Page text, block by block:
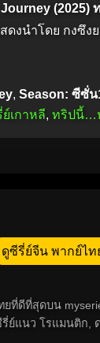
Journey
ดงนำโดย กงซึ
, Season: ซีซั่น
เกาหลี, ทริปนี้…
ดูซีรี่ย์จีน พากย์ไท
ที่ดีที่สุดบน
แนว โรแมนติก,